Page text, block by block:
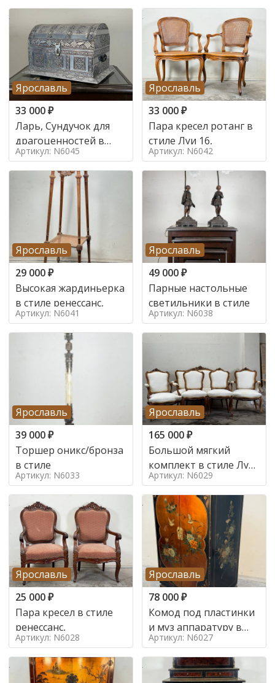
Ярославль
33 000₽
Ларь, Сундучок для
драгоценностей в
стиле
Артикул: N6045
Ярославль
33 000₽
Пара кресел ротанг в
стиле Луи 16,
Артикул: N6042
Ярославль
29 000₽
Высокая жардиньерка
в стиле ренессанс,
Артикул: N6041
Ярославль
49 000₽
Парные настольные
светильники в стиле
Артикул: N6038
Ярославль
39 000₽
Торшер оникс/бронза
в стиле
Артикул: N6033
Ярославль
165 000₽
Большой мягкий
комплект в стиле Луи
в стиле
Артикул: N6029
Ярославль
25 000₽
Пара кресел в стиле
ренессанс,
Артикул: N6028
Ярославль
78 000₽
Комод под пластинки
и муз аппаратуру в
стиле шинуазри,
Артикул: N6027